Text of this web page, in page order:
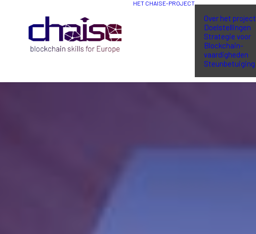
HET CHAISE-PROJECT
Over het project
Doelstellingen
Strategie voor
Blockchain-
vaardigheden
Steunbetuiging